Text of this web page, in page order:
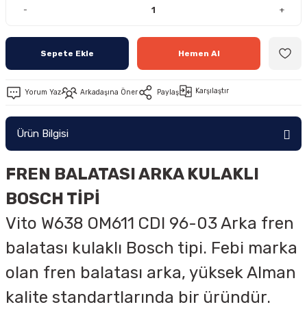
- +
Sepete Ekle Hemen Al
Yorum Yaz Arkadaşına Öner Paylaş Karşılaştır
Ürün Bilgisi
FREN BALATASI ARKA KULAKLI
BOSCH TİPİ
Vito W638 OM611 CDI 96-03 Arka fren
balatası kulaklı Bosch tipi. Febi marka
olan fren balatası arka, yüksek Alman
kalite standartlarında bir üründür.